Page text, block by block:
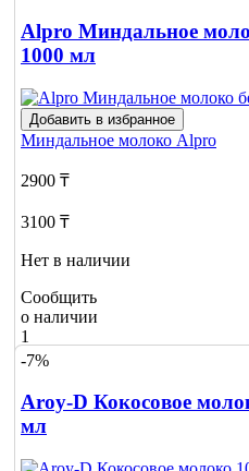
Alpro Миндальное
1000 мл
Добавить в избранное
Миндальное молоко Alpro
2900 ₸
3100 ₸
Нет в наличии
Сообщить
о наличии
1
-7%
Aroy-D Кокосовое
мл